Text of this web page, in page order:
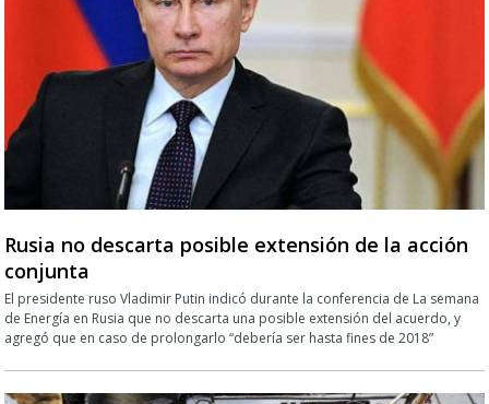
Rusia no descarta posible extensión de la acción
conjunta
El presidente ruso Vladimir Putin indicó durante la conferencia de La semana
de Energía en Rusia que no descarta una posible extensión del acuerdo, y
agregó que en caso de prolongarlo “debería ser hasta fines de 2018”